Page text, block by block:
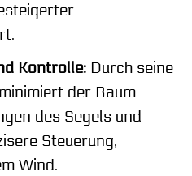
Kontrolle:Durch seine
der Baum
des Segels und
Steuerung,
Wind.